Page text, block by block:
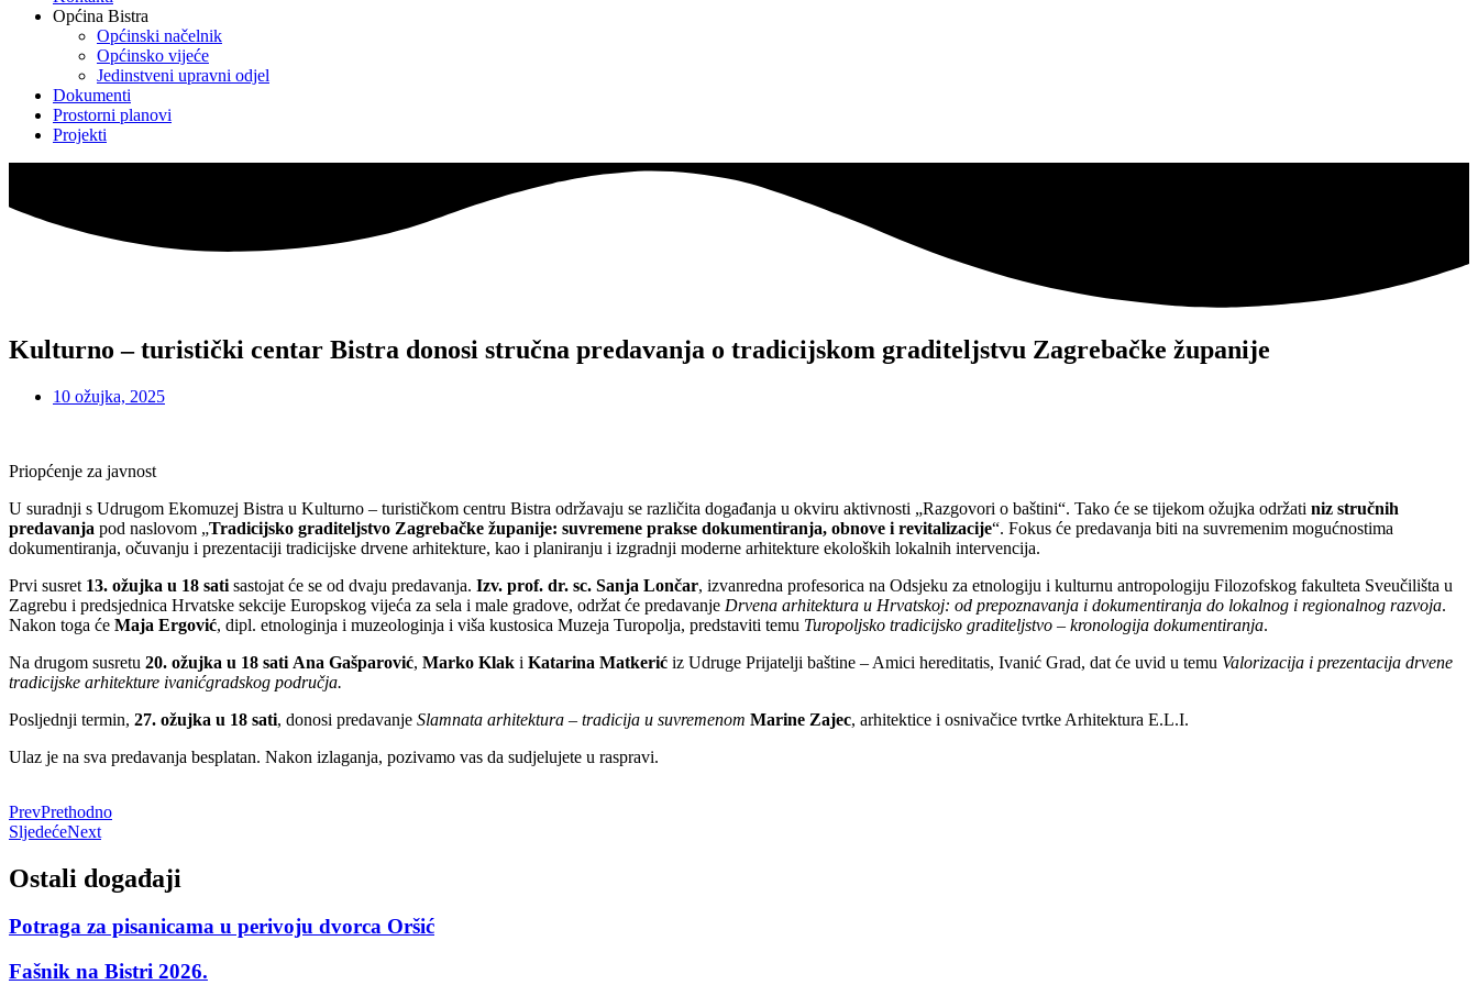
Općina Bistra
Općinski načelnik
Općinsko vijeće
Jedinstveni upravni odjel
Dokumenti
Prostorni planovi
Projekti
Kulturno – turistički centar Bistra donosi stručna predavanja o tradicijskom graditeljstvu Zagrebačke županije
10 ožujka, 2025
Priopćenje za javnost
U suradnji s Udrugom Ekomuzej Bistra u Kulturno – turističkom centru Bistra održavaju se različita događanja u okviru aktivnosti „Razgovori o baštini“. Tako će se tijekom ožujka održati niz stručnih
predavanja pod naslovom „Tradicijsko graditeljstvo Zagrebačke županije: suvremene prakse dokumentiranja, obnove i revitalizacije“. Fokus će predavanja biti na suvremenim mogućnostima
dokumentiranja, očuvanju i prezentaciji tradicijske drvene arhitekture, kao i planiranju i izgradnji moderne arhitekture ekoloških lokalnih intervencija.
Prvi susret 13. ožujka u 18 sati sastojat će se od dvaju predavanja. Izv. prof. dr. sc. Sanja Lončar, izvanredna profesorica na Odsjeku za etnologiju i kulturnu antropologiju Filozofskog fakulteta Sveučilišta u
Zagrebu i predsjednica Hrvatske sekcije Europskog vijeća za sela i male gradove, održat će predavanje Drvena arhitektura u Hrvatskoj: od prepoznavanja i dokumentiranja do lokalnog i regionalnog razvoja.
Nakon toga će Maja Ergović, dipl. etnologinja i muzeologinja i viša kustosica Muzeja Turopolja, predstaviti temu Turopoljsko tradicijsko graditeljstvo – kronologija dokumentiranja.
Na drugom susretu 20. ožujka u 18 sati Ana Gašparović, Marko Klak i Katarina Matkerić iz Udruge Prijatelji baštine – Amici hereditatis, Ivanić Grad, dat će uvid u temu Valorizacija i prezentacija drvene
tradicijske arhitekture ivanićgradskog područja.
Posljednji termin, 27. ožujka u 18 sati, donosi predavanje Slamnata arhitektura – tradicija u suvremenom Marine Zajec, arhitektice i osnivačice tvrtke Arhitektura E.L.I.
Ulaz je na sva predavanja besplatan. Nakon izlaganja, pozivamo vas da sudjelujete u raspravi.
PrevPrethodno
SljedećeNext
Ostali događaji
Potraga za pisanicama u perivoju dvorca Oršić
Fašnik na Bistri 2026.